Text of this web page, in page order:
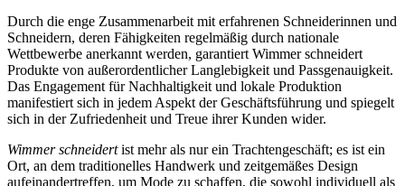
Durch die enge Zusammenarbeit mit erfahrenen Schneiderinnen und
Schneidern, deren Fähigkeiten regelmäßig durch nationale
Wettbewerbe anerkannt werden, garantiert Wimmer schneidert
Produkte von außerordentlicher Langlebigkeit und Passgenauigkeit.
Das Engagement für Nachhaltigkeit und lokale Produktion
manifestiert sich in jedem Aspekt der Geschäftsführung und spiegelt
sich in der Zufriedenheit und Treue ihrer Kunden wider.
Wimmer schneidertist mehr als nur ein Trachtengeschäft; es ist ein
Ort, an dem traditionelles Handwerk und zeitgemäßes Design
aufeinandertreffen, um Mode zu schaffen, die sowohl individuell als